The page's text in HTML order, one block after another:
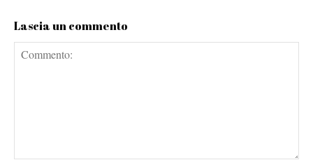
Lascia un commento